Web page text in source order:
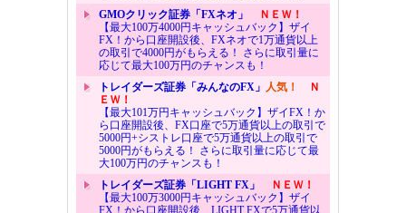
GMOクリック証券「FXネオ」
ＮＥＷ！
【最大100万4000円キャッシュバック】ザイ
FX！から口座開設後、FXネオで1万通貨以上
の取引で4000円がもらえる！ さらに取引量に
応じて最大100万円のチャンスも！
トレイダーズ証券「みんなのFX」 人気！
Ｎ
ＥＷ！
【最大101万円キャッシュバック】ザイFX！か
ら口座開設後、FX口座で5万通貨以上の取引で
5000円+シストレ口座で5万通貨以上の取引で
5000円がもらえる！ さらに取引量に応じて最
大100万円のチャンスも！
トレイダーズ証券「LIGHT FX」
ＮＥＷ！
【最大100万3000円キャッシュバック】ザイ
FX！から口座開設後、LIGHT FXで5万通貨以